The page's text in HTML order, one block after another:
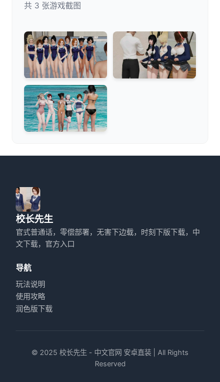
共 3 张游戏截图
校长先生
官式普通话，零偿部署，无害下边载，时刻下版下载，中
文下载，官方入口
导航
玩法说明
使用攻略
润色版下载
© 2025 校长先生 - 中文官网 安卓直装 | All Rights
Reserved